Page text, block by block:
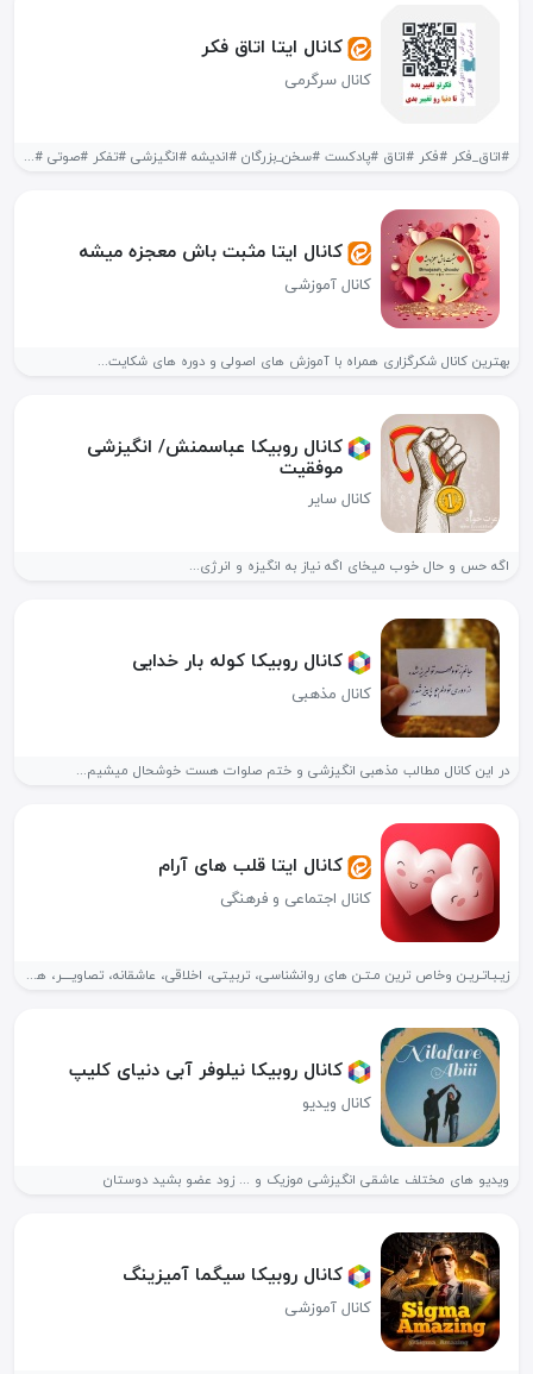
کانال ایتا اتاق فکر
کانال سرگرمی
#اتاق_فکر #فکر #اتاق #پادکست #سخن_بزرگان #اندیشه #انگیزشی #تفکر #صوتی #کتاب #کتاب_صوتی کتاب...
کانال ایتا ️مثبت باش معجزه میشه️
کانال آموزشی
بهترین کانال شکرگزاری همراه با آموزش های اصولی و دوره های شکایت...
کانال روبیکا عباسمنش/ انگیزشی
موفقیت
کانال سایر
اگه حس و حال خوب میخای اگه نیاز به انگیزه و انرژی...
کانال روبیکا کوله بار خدایی
کانال مذهبی
در این کانال مطالب مذهبی انگیزشی و ختم صلوات هست خوشحال میشیم...
کانال ایتا قلب های آرام
کانال اجتماعی و فرهنگی
زیـبـاتـریـن وخاص ترین مـتـن های روانشناسی، تربیتی، اخلاقی، عاشقانه، تصاویــــر، هنر و...
کانال روبیکا نیلوفر آبی دنیای کلیپ
کانال ویدیو
ویدیو های مختلف عاشقی انگیزشی موزیک و ... زود عضو بشید دوستان
کانال روبیکا سیگما آمیزینگ
کانال آموزشی